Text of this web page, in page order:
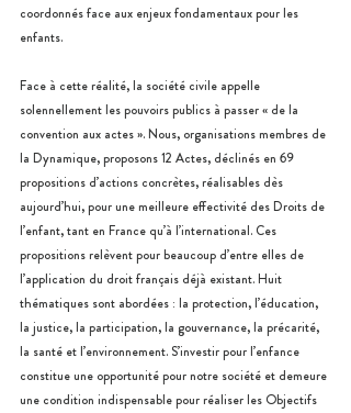
coordonnés face aux enjeux fondamentaux pour les
enfants.
Face à cette réalité, la société civile appelle
solennellement les pouvoirs publics à passer « de la
convention aux actes ». Nous, organisations membres de
la Dynamique, proposons 12 Actes, déclinés en 69
propositions d’actions concrètes, réalisables dès
aujourd’hui, pour une meilleure effectivité des Droits de
l’enfant, tant en France qu’à l’international. Ces
propositions relèvent pour beaucoup d’entre elles de
l’application du droit français déjà existant. Huit
thématiques sont abordées : la protection, l’éducation,
la justice, la participation, la gouvernance, la précarité,
la santé et l’environnement. S’investir pour l’enfance
constitue une opportunité pour notre société et demeure
une condition indispensable pour réaliser les Objectifs